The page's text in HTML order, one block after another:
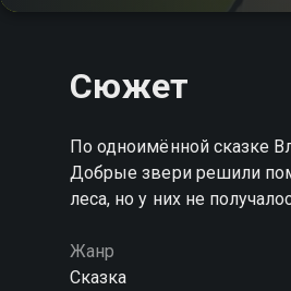
Сюжет
По одноимённой сказке
Добрые звери решили
леса, но у них не
Жанр
Сказка